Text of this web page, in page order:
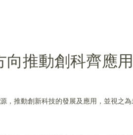
推動創科齊應用
推動創新科技的發展及應用，並視之為